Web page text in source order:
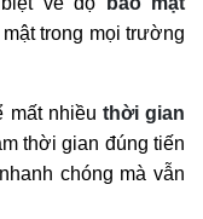
trong mọi trường
mất nhiều thời gian
thời gian đúng tiến
chóng mà vẫn